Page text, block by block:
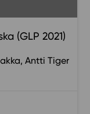
(GLP 2021)
Antti Tiger